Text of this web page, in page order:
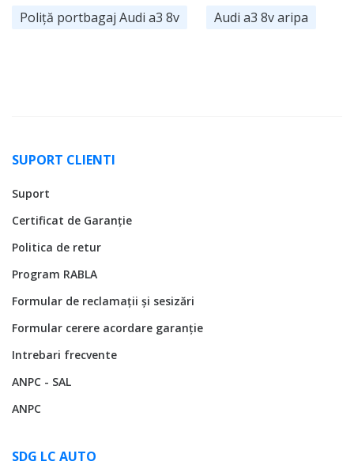
Poliță portbagaj Audi a3 8v Audi a3 8v aripa
SUPORT CLIENTI
Suport
Certificat de Garanție
Politica de retur
Program RABLA
Formular de reclamații și sesizări
Formular cerere acordare garanție
Intrebari frecvente
ANPC - SAL
ANPC
SDG LC AUTO